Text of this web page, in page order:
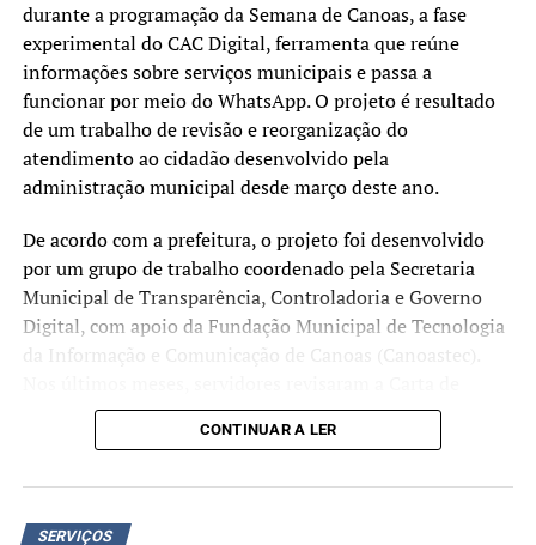
A companhia informou que novas atualizações sobre o
abastecimento serão divulgadas por meio de seus canais
oficiais e repassadas à imprensa.
durante a programação da Semana de Canoas, a fase
experimental do CAC Digital, ferramenta que reúne
informações sobre serviços municipais e passa a
funcionar por meio do WhatsApp. O projeto é resultado
de um trabalho de revisão e reorganização do
atendimento ao cidadão desenvolvido pela
administração municipal desde março deste ano.
De acordo com a prefeitura, o projeto foi desenvolvido
por um grupo de trabalho coordenado pela Secretaria
Municipal de Transparência, Controladoria e Governo
Digital, com apoio da Fundação Municipal de Tecnologia
da Informação e Comunicação de Canoas (Canoastec).
Serviços ao Usuário, padronizaram as informações
disponibilizadas pelas secretarias e reorganizaram os
CONTINUAR A LER
SERVIÇOS